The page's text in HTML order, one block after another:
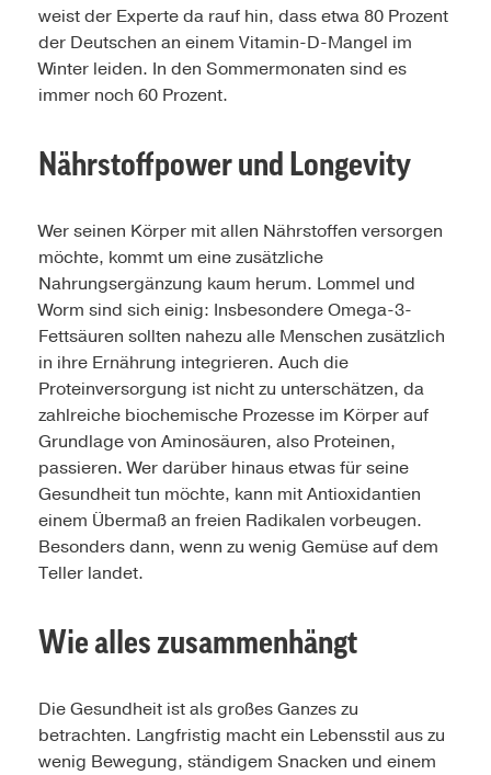
weist der Experte da rauf hin, dass etwa 80 Prozent
der Deutschen an einem Vitamin-D-Mangel im
Winter leiden. In den Sommermonaten sind es
immer noch 60 Prozent.
Nährstoffpower und Longevity
Wer seinen Körper mit allen Nährstoffen versorgen
möchte, kommt um eine zusätzliche
Nahrungsergänzung kaum herum. Lommel und
Worm sind sich einig: Insbesondere Omega-3-
Fettsäuren sollten nahezu alle Menschen zusätzlich
in ihre Ernährung integrieren. Auch die
Proteinversorgung ist nicht zu unterschätzen, da
zahlreiche biochemische Prozesse im Körper auf
Grundlage von Aminosäuren, also Proteinen,
passieren. Wer darüber hinaus etwas für seine
Gesundheit tun möchte, kann mit Antioxidantien
einem Übermaß an freien Radikalen vorbeugen.
Besonders dann, wenn zu wenig Gemüse auf dem
Teller landet.
Wie alles zusammenhängt
Die Gesundheit ist als großes Ganzes zu
betrachten. Langfristig macht ein Lebensstil aus zu
wenig Bewegung, ständigem Snacken und einem